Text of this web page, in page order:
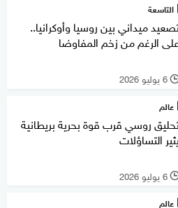
التاسعة
ميداني بين روسيا وأوكرانيا..
الرغم من زخم المفاوضا
6 يوليو 2026
عالم
روسي قرب قوة بحرية بريطانية
يثير التساؤلات
6 يوليو 2026
عالم